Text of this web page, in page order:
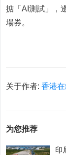
掂「AI測試」，
場券。
关于作者:香港
为您推荐
印